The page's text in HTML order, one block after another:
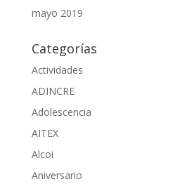
mayo 2019
Categorías
Actividades
ADINCRE
Adolescencia
AITEX
Alcoi
Aniversario